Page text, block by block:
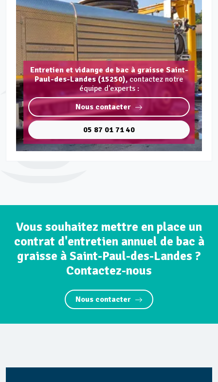
Entretien et vidange de bac à graisse Saint-
Paul-des-Landes (15250), contactez notre
équipe d'experts :
Nous contacter
05 87 01 71 40
Vous souhaitez mettre en place un
contrat d'entretien annuel de bac à
graisse à Saint-Paul-des-Landes ?
Contactez-nous
Nous contacter